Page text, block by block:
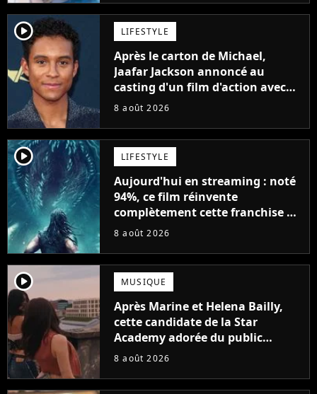
player2 LIFESTYLE
Après le carton de Michael,
Jaafar Jackson annoncé au
casting d'un film d'action avec
Will Smith
8 août 2026
player2 LIFESTYLE
Aujourd'hui en streaming : noté
94%, ce film réinvente
complètement cette franchise de
science-fiction vieille de 40 ans
8 août 2026
player2 MUSIQUE
Après Marine et Helena Bailly,
cette candidate de la Star
Academy adorée du public
annonce son premier album,
8 août 2026